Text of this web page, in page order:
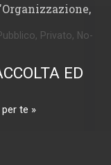
Privato, No-
ED
te »